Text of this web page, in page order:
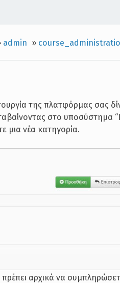
admin »
της πλατφόρμας σας
στο υποσύστημα
μια νέα κατηγορία.
αρχικά να